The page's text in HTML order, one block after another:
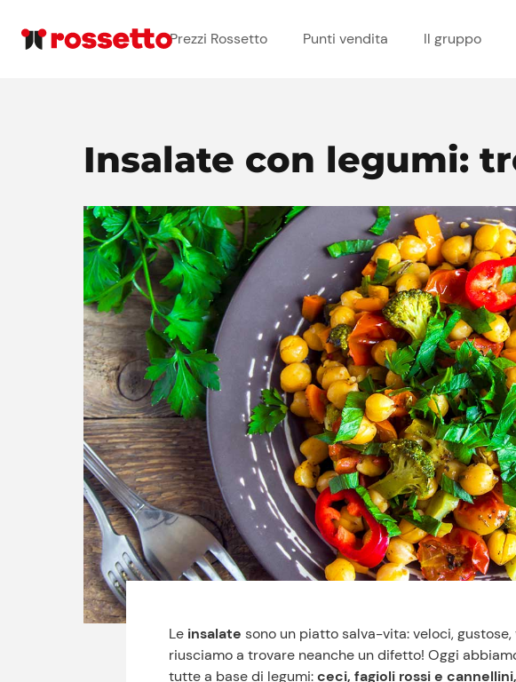
Prezzi Rossetto Punti vendita Il gruppo
Insalate con legumi:
Le insalate sono un piatto salva-vita: veloci,
riusciamo a trovare neanche un difetto! Oggi
tutte a base di legumi:ceci, fagioli rossi e